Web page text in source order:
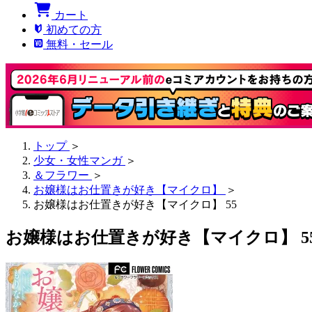
カート
初めての方
無料・セール
トップ ＞
少女・女性マンガ ＞
＆フラワー ＞
お嬢様はお仕置きが好き【マイクロ】
＞
お嬢様はお仕置きが好き【マイクロ】 55
お嬢様はお仕置きが好き【マイクロ】